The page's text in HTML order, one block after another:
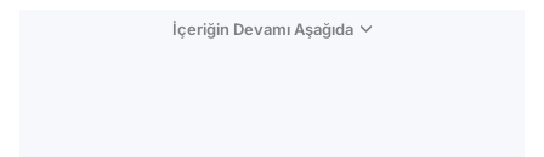
İçeriğin Devamı Aşağıda